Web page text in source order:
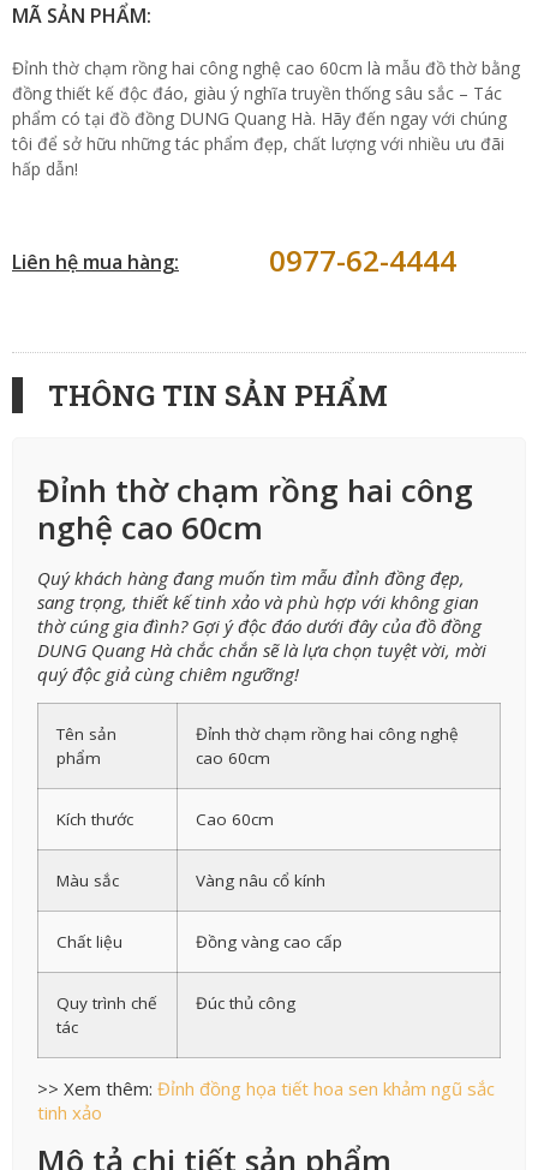
MÃ SẢN PHẨM:
Đỉnh thờ chạm rồng hai công nghệ cao 60cm là mẫu đồ thờ bằng
đồng thiết kế độc đáo, giàu ý nghĩa truyền thống sâu sắc – Tác
phẩm có tại đồ đồng DUNG Quang Hà. Hãy đến ngay với chúng
tôi để sở hữu những tác phẩm đẹp, chất lượng với nhiều ưu đãi
hấp dẫn!
Liên hệ mua hàng: 0977-62-4444
THÔNG TIN SẢN PHẨM
Đỉnh thờ chạm rồng hai công
nghệ cao 60cm
Quý khách hàng đang muốn tìm mẫu đỉnh đồng đẹp,
sang trọng, thiết kế tinh xảo và phù hợp với không gian
thờ cúng gia đình? Gợi ý độc đáo dưới đây của đồ đồng
DUNG Quang Hà chắc chắn sẽ là lựa chọn tuyệt vời, mời
quý độc giả cùng chiêm ngưỡng!
Tên sản
phẩm
Đỉnh thờ chạm rồng hai công nghệ
cao 60cm
Kích thước Cao 60cm
Màu sắc Vàng nâu cổ kính
Chất liệu Đồng vàng cao cấp
Quy trình chế
tác
Đúc thủ công
>> Xem thêm: Đỉnh đồng họa tiết hoa sen khảm ngũ sắc
tinh xảo
Mô tả chi tiết sản phẩm